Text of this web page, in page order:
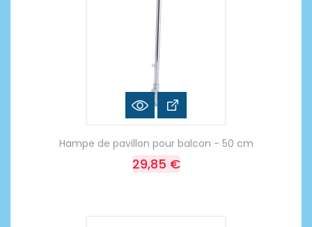
Hampe de pavillon pour balcon - 50 cm
29,85 €